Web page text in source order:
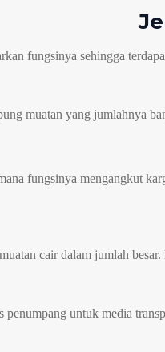
fungsinya sehingga
muatan yang jumlahnya
fungsinya mengangkut
cair dalam jumlah
penumpang untuk media